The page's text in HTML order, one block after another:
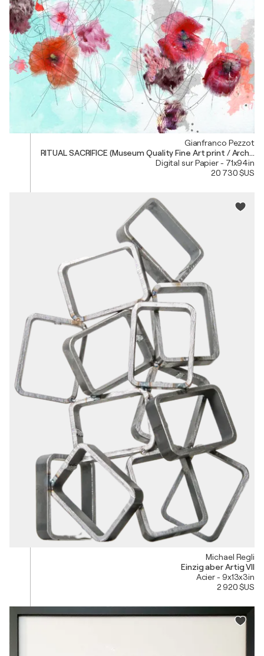
Gianfranco Pezzot
RITUAL SACRIFICE (Museum Quality Fine Art print /
Digital sur Papier - 71x94in
20 730 $US
Michael Regli
Einzig aber Artig VII
Acier - 9x13x3in
2 920 $US